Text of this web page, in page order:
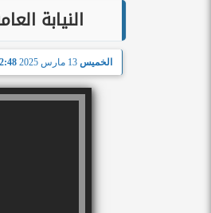
النيابة
الخميس 13 مارس 2025 02:48